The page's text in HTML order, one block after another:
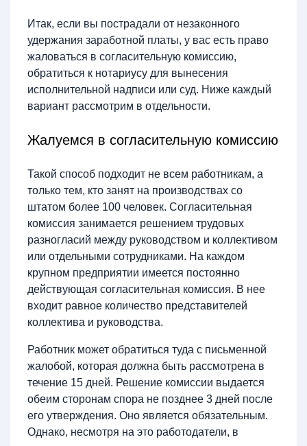
Итак, если вы пострадали от незаконного
удержания заработной платы, у вас есть право
жаловаться в согласительную комиссию,
обратиться к нотариусу для вынесения
исполнительной надписи или суд. Ниже каждый
вариант рассмотрим в отдельности.
Жалуемся в согласительную комиссию
Такой способ подходит не всем работникам, а
только тем, кто занят на производствах со
штатом более 100 человек. Согласительная
комиссия занимается решением трудовых
разногласий между руководством и коллективом
или отдельными сотрудниками. На каждом
крупном предприятии имеется постоянно
действующая согласительная комиссия. В нее
входит равное количество представителей
коллектива и руководства.
Работник может обратиться туда с письменной
жалобой, которая должна быть рассмотрена в
течение 15 дней. Решение комиссии выдается
обеим сторонам спора не позднее 3 дней после
его утверждения. Оно является обязательным.
Однако, несмотря на это работодатели, в